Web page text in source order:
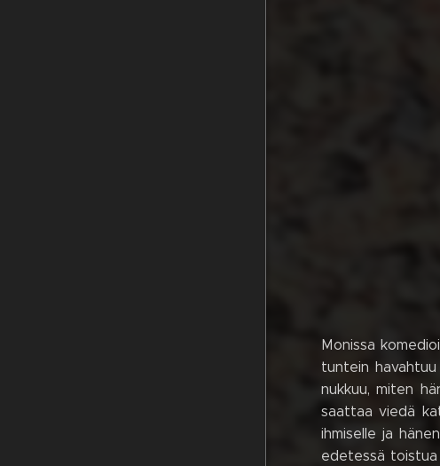
Monissa
tuntein
nukkuu, miten
saattaa viedä
ihmiselle ja
edetessä